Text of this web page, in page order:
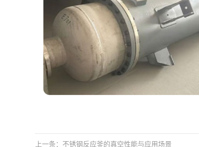
上一条：不锈钢反应釜的真空性能与应用场景